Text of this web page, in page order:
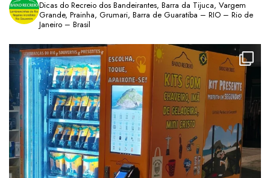
Dicas do Recreio dos Bandeirantes, Barra da Tijuca, Vargem
Grande, Prainha, Grumari, Barra de Guaratiba – RIO – Rio de
Janeiro – Brasil